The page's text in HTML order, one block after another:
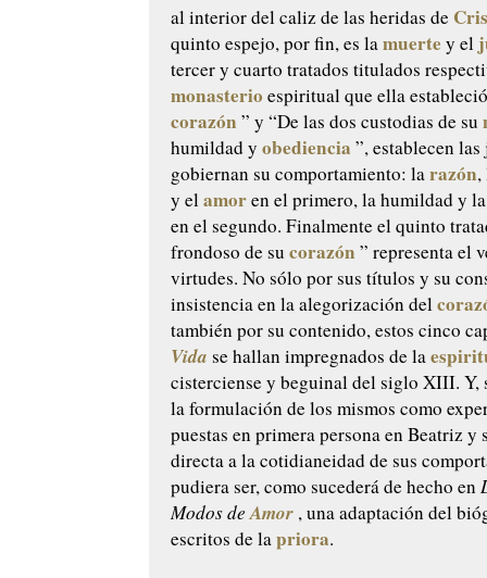
al interior del caliz de las heridas de
quinto espejo, por fin, es lamuerte y el
tercer y cuarto tratados titulados
monasterio espiritual que ella
corazón ” y “De las dos custodias de su
humildad yobediencia ”, establecen
gobiernan su comportamiento: larazón
y elamoren el primero, la humildad y
en el segundo. Finalmente el quinto
frondoso de sucorazón ” representa el
virtudes. No sólo por sus títulos y su
insistencia en la alegorización del
también por su contenido, estos cinco
Vida se hallan impregnados de la
cisterciense y beguinal del siglo XIII. Y,
la formulación de los mismos como
puestas en primera persona en Beatriz y
directa a la cotidianeidad de sus
pudiera ser, como sucederá de hecho en
Modos deAmor , una adaptación del
escritos de lapriora.